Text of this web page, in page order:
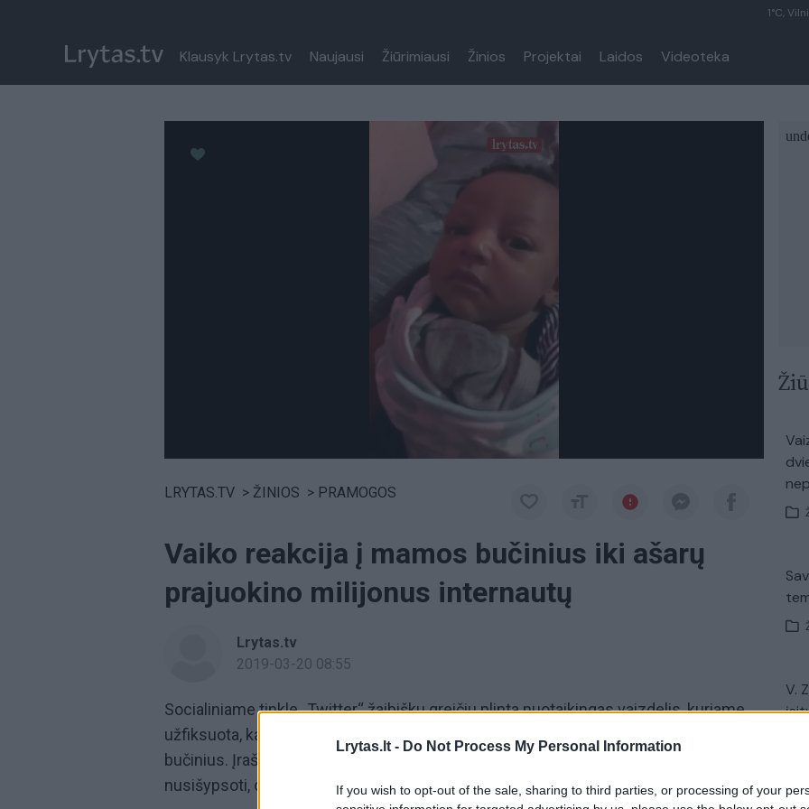
Lrytas.lt - Do Not Process My Personal Information
If you wish to opt-out of the sale, sharing to third parties, or processing of your
1°C,
Klausyk Lrytas.tv Naujausi Žiūrimiausi Žinios Projektai Laidos Videoteka
LRYTAS.TV > ŽINIOS > PRAMOGOS
Vaiko reakcija į mamos bučinius iki ašarų
prajuokino milijonus internautų
Lrytas.tv
2019-03-20 08:55
Socialiniame tinkle „Twitter“ žaibišku greičiu plinta nuotaikingas vaizdelis, kuriame
užfiksuota, kaip vienos mamos iš Tampos miesto, JAV, sūnus reaguoja į jos
bučinius. Įraše matyti, kaip
rodos, visiškai nereaguoja į mamos prašymą
nusišypsoti, o šiai jį pabučiavus sūnaus veide pasirodo surūgusi mina.
V.